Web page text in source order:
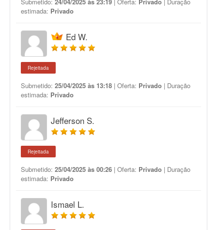
estimada: Privado
Ed W.
Rejeitada
Submetido: 25/04/2025 às 13:18 | Oferta: Privado | Duração
estimada: Privado
Jefferson S.
Rejeitada
Submetido: 25/04/2025 às 00:26 | Oferta: Privado | Duração
estimada: Privado
Ismael L.